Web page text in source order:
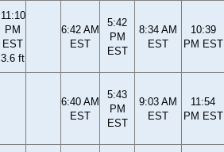
11:10
PM
EST
3.6 ft
6:42 AM
EST
5:42
PM
EST
8:34 AM
EST
10:39
PM EST
6:40 AM
EST
5:43
PM
EST
9:03 AM
EST
11:54
PM EST